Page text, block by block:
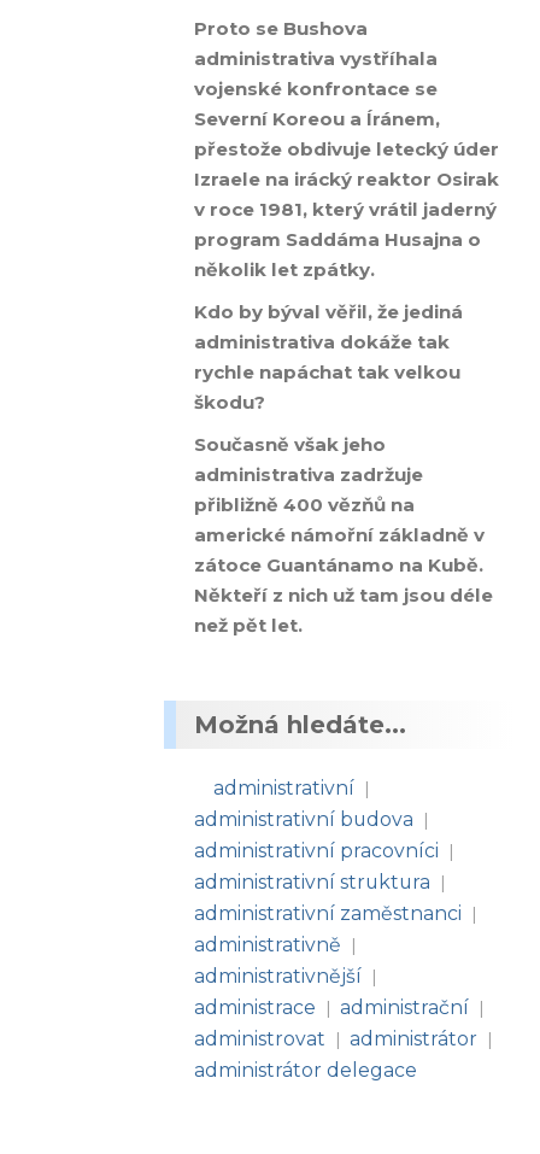
Proto se Bushova
administrativa vystříhala
vojenské konfrontace se
Severní Koreou a Íránem,
přestože obdivuje letecký úder
Izraele na irácký reaktor Osirak
v roce 1981, který vrátil jaderný
program Saddáma Husajna o
několik let zpátky.
Kdo by býval věřil, že jediná
administrativa dokáže tak
rychle napáchat tak velkou
škodu?
Současně však jeho
administrativa zadržuje
přibližně 400 vězňů na
americké námořní základně v
zátoce Guantánamo na Kubě.
Někteří z nich už tam jsou déle
než pět let.
Možná hledáte...
administrativní |
administrativní budova |
administrativní pracovníci |
administrativní struktura |
administrativní zaměstnanci |
administrativně |
administrativnější |
administrace | administrační |
administrovat | administrátor |
administrátor delegace